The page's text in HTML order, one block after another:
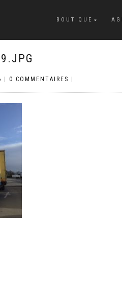
BOUTIQUE
0 COMMENTAIRES